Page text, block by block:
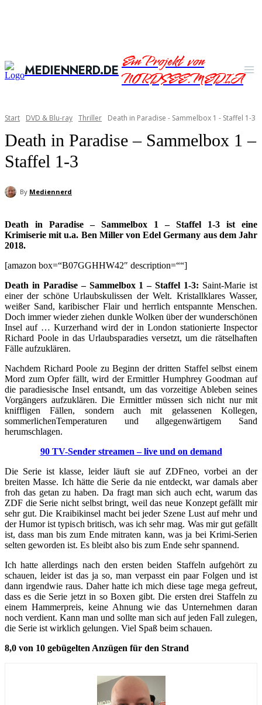
MEDIENNERD.DEEin Projekt von
NORDSEE.MEDIA
Start DVD & Blu-ray Thriller Death in Paradise - Sammelbox 1 - Staffel 1-3
Death in Paradise – Sammelbox 1 –
Staffel 1-3
By Mediennerd
Death in Paradise – Sammelbox 1 – Staffel 1-3 ist eine
Krimiserie mit u.a. Ben Miller von Edel Germany aus dem Jahr
2018.
[amazon box=“B07GGHHW42″ description=““]
Death in Paradise – Sammelbox 1 – Staffel 1-3: Saint-Marie ist
einer der schöne Urlaubskulissen der Welt. Kristallklares Wasser,
weißer Sand, karibischer Flair und herrlich entspannte Menschen.
Doch immer wieder ziehen dunkle Wolken über der wunderschönen
Insel auf … Kurzerhand wird der in London stationierte Inspector
Richard Poole in das Urlaubsparadies versetzt, um die rätselhaften
Fälle aufzuklären.
Nachdem Richard Poole zu Beginn der dritten Staffel selbst einem
Mord zum Opfer fällt, wird der Ermittler Humphrey Goodman auf
die paradiesische Insel entsandt, um das vorzeitige Ableben seines
Vorgängers aufzuklären. Die Ermittler müssen sich nicht nur mit
kniffligen Fällen, sondern auch mit gelassenen Kollegen,
sommerlichenTemperaturen und allgegenwärtigem Sand
herumschlagen.
90 TV-Sender streamen – live und on demand
Die Serie ist klasse, leider läuft sie auf ZDFneo, vorbei an der
breiten Masse. Ich hätte die Serie da nie entdeckt, war damals aber
froh das getan zu haben. Da fragt man sich auch echt, warum das
ZDF die Serie nicht selbst bringt, weil das neue Konzept gefällt mir
sehr gut. Die Kraibikinsel macht bei jeder Szene Lust auf mehr und
der Humor ist typisch britisch, was ich sehr mag. Was mir gut gefällt
ist, dass man bis zum Ende mitraten kann, was ja bei Krimi-Serien
selten geworden ist. Es bleibt also bis zum Ende sehr spannend.
Ich hatte allerdings nach den ersten beiden Staffeln aufgehört zu
schauen, leider ist das ja so, man verpasst ein paar Folgen und ist
dann irgendwie raus. Daher hatte ich mich diese tage mega gefreut,
dass es die Serie jetzt in so Boxen gibt. Die ersten drei Staffeln zu
einem Hammerpreis, keine Ahnung wie das Unternehmen daran
noch verdient. Kann man und sollte man sich auf jeden Fall zulegen,
die Serie ist wirklich gelungen. Viel Spaß beim schauen.
8,0 von 10 gebügelten Anzügen für den Strand